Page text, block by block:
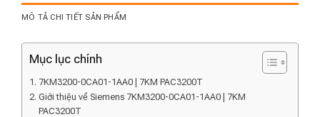
MÔ TẢ CHI TIẾT SẢN PHẨM
Mục lục chính
7KM3200-0CA01-1AA0 | 7KM PAC3200T
Giới thiệu về Siemens 7KM3200-0CA01-1AA0 | 7KM
PAC3200T